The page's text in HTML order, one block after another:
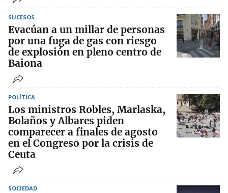
SUCESOS
Evacúan a un millar de personas
por una fuga de gas con riesgo
de explosión en pleno centro de
Baiona
POLÍTICA
Los ministros Robles, Marlaska,
Bolaños y Albares piden
comparecer a finales de agosto
en el Congreso por la crisis de
Ceuta
SOCIEDAD